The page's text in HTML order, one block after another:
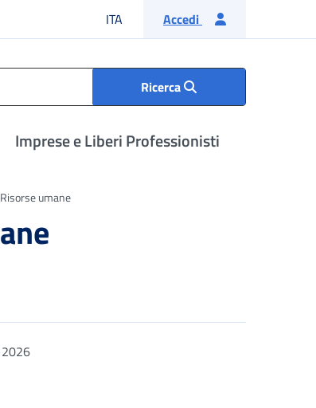
ITA Lingua italiana
Accedi
Ricerca
Imprese e Liberi Professionisti
umane